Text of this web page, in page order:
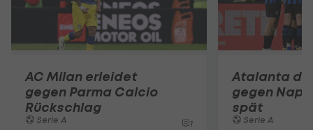
AC Milan erleidet
gegen Parma Calcio
Rückschlag
Serie A 1
Atalanta
gegen
spät
Serie A